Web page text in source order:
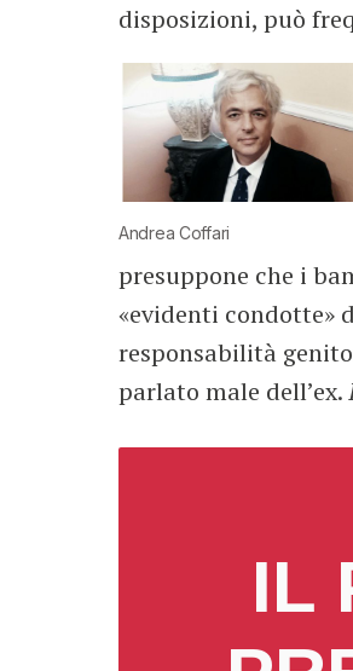
disposizioni, può
Andrea Coffari
presuppone che i
«evidenti condotte»
responsabilità
parlato male dell’ex.
IL